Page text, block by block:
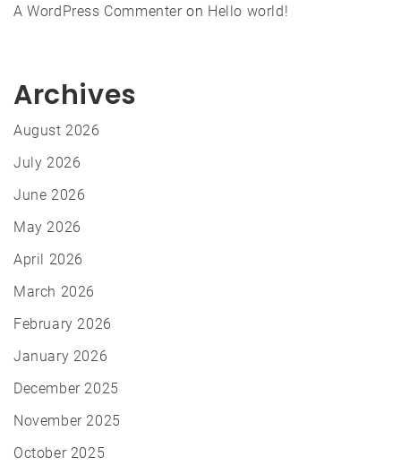
A WordPress Commenteron Hello world!
Archives
August 2026
July 2026
June 2026
May 2026
April 2026
March 2026
February 2026
January 2026
December 2025
November 2025
October 2025